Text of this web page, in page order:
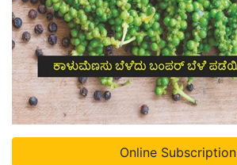
Online Subscription